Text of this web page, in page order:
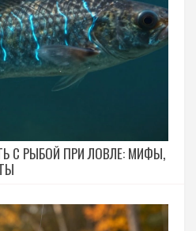
С РЫБОЙ ПРИ ЛОВЛЕ: МИФЫ,